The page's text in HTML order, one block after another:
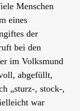
Menschen
eines
der
bei den
im Volksmund
abgefüllt,
„sturz-, stock-,
war